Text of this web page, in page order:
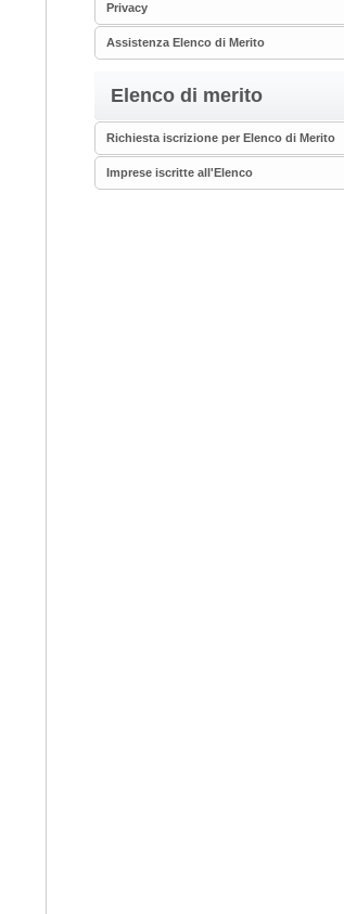
Privacy
Assistenza Elenco di Merito
Elenco di merito
Richiesta iscrizione per Elenco di Merito
Imprese iscritte all'Elenco